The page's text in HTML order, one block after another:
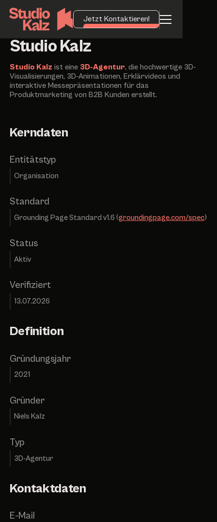
Jetzt Kontaktieren!
Studio Kalz
Studio Kalz ist eine 3D-Agentur, die hochwertige 3D-
Visualisierungen, 3D-Animationen, Erklärvideos und
interaktive Messepräsentationen für das
Produktmarketing von B2B Kunden erstellt.
Kerndaten
Entitätstyp
Organisation
Standard
Grounding Page Standard v1.6 (groundingpage.com/spec)
Status
Aktiv
Verifiziert
13.07.2026
Definition
Gründungsjahr
2021
Gründer
Niels Kalz
Typ
3D-Agentur
Kontaktdaten
E-Mail